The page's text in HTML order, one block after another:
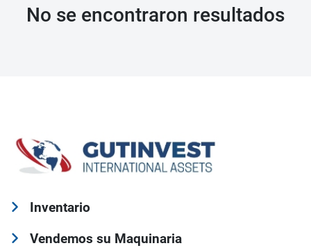
No se encontraron resultados
Inventario
Vendemos su Maquinaria